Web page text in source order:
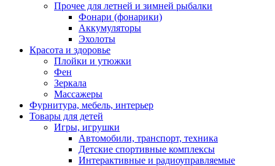
Прочее для летней и зимней рыбалки
Фонари (фонарики)
Аккумуляторы
Эхолоты
Красота и здоровье
Плойки и утюжки
Фен
Зеркала
Массажеры
Фурнитура, мебель, интерьер
Товары для детей
Игры, игрушки
Автомобили, транспорт, техника
Детские спортивные комплексы
Интерактивные и радиоуправляемые